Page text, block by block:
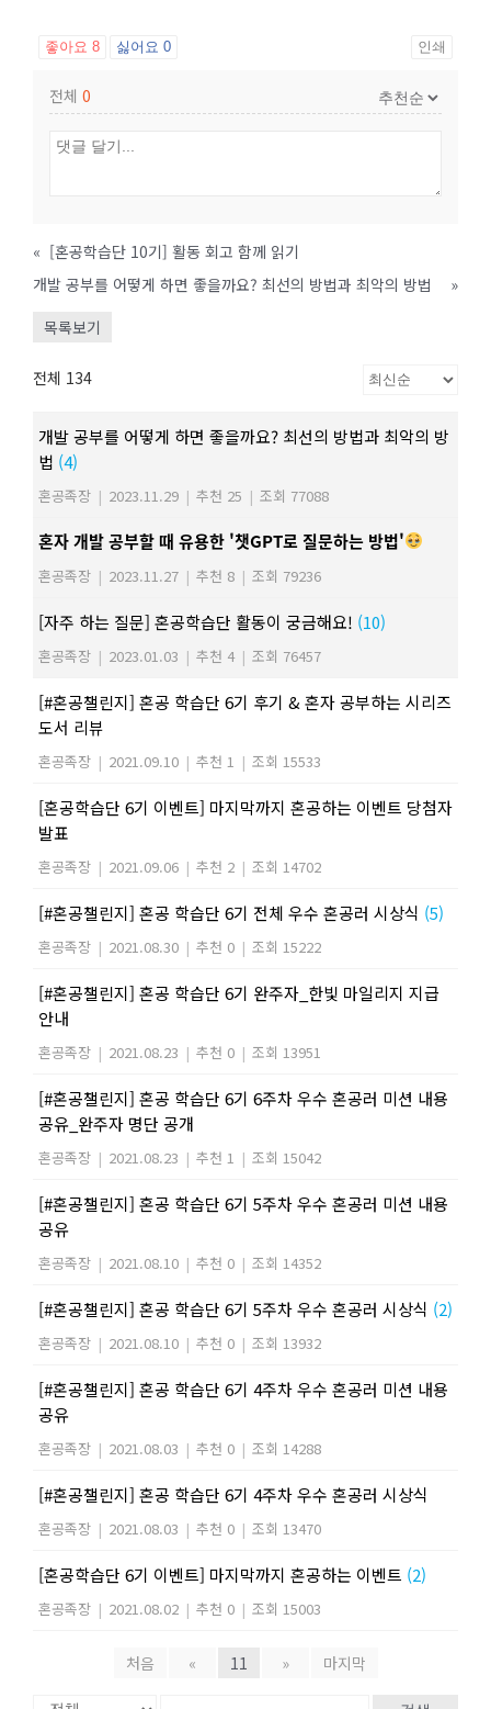
좋아요 8 싫어요 0 인쇄
전체 0
« [혼공학습단 10기] 활동 회고 함께 읽기
개발 공부를 어떻게 하면 좋을까요? 최선의 방법과 최악의 방법
»
목록보기
전체 134
개발 공부를 어떻게 하면 좋을까요? 최선의 방법과 최악의 방
법 (4)
혼공족장 | 2023.11.29 | 추천 25 | 조회 77088
혼자 개발 공부할 때 유용한 '챗GPT로 질문하는 방법'
혼공족장 | 2023.11.27 | 추천 8 | 조회 79236
[자주 하는 질문] 혼공학습단 활동이 궁금해요! (10)
혼공족장 | 2023.01.03 | 추천 4 | 조회 76457
[#혼공챌린지] 혼공 학습단 6기 후기 & 혼자 공부하는 시리즈
도서 리뷰
혼공족장 | 2021.09.10 | 추천 1 | 조회 15533
[혼공학습단 6기 이벤트] 마지막까지 혼공하는 이벤트 당첨자
발표
혼공족장 | 2021.09.06 | 추천 2 | 조회 14702
[#혼공챌린지] 혼공 학습단 6기 전체 우수 혼공러 시상식 (5)
혼공족장 | 2021.08.30 | 추천 0 | 조회 15222
[#혼공챌린지] 혼공 학습단 6기 완주자_한빛 마일리지 지급
안내
혼공족장 | 2021.08.23 | 추천 0 | 조회 13951
[#혼공챌린지] 혼공 학습단 6기 6주차 우수 혼공러 미션 내용
공유_완주자 명단 공개
혼공족장 | 2021.08.23 | 추천 1 | 조회 15042
[#혼공챌린지] 혼공 학습단 6기 5주차 우수 혼공러 미션 내용
공유
혼공족장 | 2021.08.10 | 추천 0 | 조회 14352
[#혼공챌린지] 혼공 학습단 6기 5주차 우수 혼공러 시상식 (2)
혼공족장 | 2021.08.10 | 추천 0 | 조회 13932
[#혼공챌린지] 혼공 학습단 6기 4주차 우수 혼공러 미션 내용
공유
혼공족장 | 2021.08.03 | 추천 0 | 조회 14288
[#혼공챌린지] 혼공 학습단 6기 4주차 우수 혼공러 시상식
혼공족장 | 2021.08.03 | 추천 0 | 조회 13470
[혼공학습단 6기 이벤트] 마지막까지 혼공하는 이벤트 (2)
혼공족장 | 2021.08.02 | 추천 0 | 조회 15003
처음 « 11 » 마지막